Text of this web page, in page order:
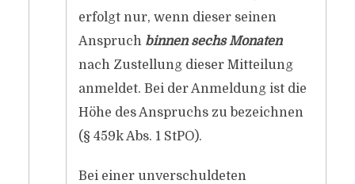
erfolgt nur, wenn dieser seinen
Anspruch binnen sechs Monaten
nach Zustellung dieser Mitteilung
anmeldet. Bei der Anmeldung ist die
Höhe des Anspruchs zu bezeichnen
(§ 459k Abs. 1 StPO).
Bei einer unverschuldeten